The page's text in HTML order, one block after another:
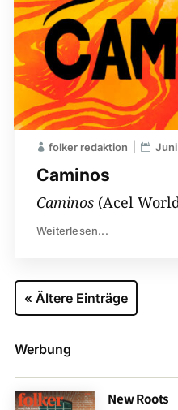
Caminos
folker redaktion
Caminos(Acel
Weiterlesen...
« Ältere Einträge
Werbung
New Roots